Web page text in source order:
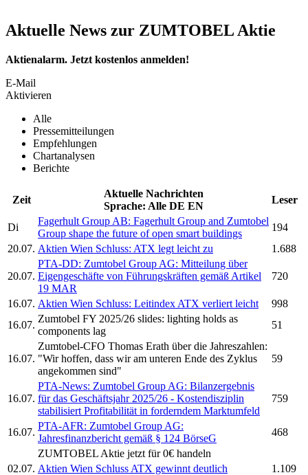
Aktuelle News zur ZUMTOBEL Aktie
Aktienalarm. Jetzt kostenlos anmelden!
E-Mail
Aktivieren
Alle
Pressemitteilungen
Empfehlungen
Chartanalysen
Berichte
Zeit
Aktuelle Nachrichten
Sprache: Alle DE EN
Leser
Di
Fagerhult Group AB: Fagerhult Group and Zumtobel
Group shape the future of open smart buildings
194
20.07. Aktien Wien Schluss: ATX legt leicht zu 1.688
20.07.
PTA-DD: Zumtobel Group AG: Mitteilung über
Eigengeschäfte von Führungskräften gemäß Artikel
19 MAR
720
16.07. Aktien Wien Schluss: Leitindex ATX verliert leicht
998
16.07.
Zumtobel FY 2025/26 slides: lighting holds as
components lag
51
16.07.
Zumtobel-CFO Thomas Erath über die Jahreszahlen:
"Wir hoffen, dass wir am unteren Ende des Zyklus
angekommen sind"
59
16.07.
PTA-News: Zumtobel Group AG: Bilanzergebnis
für das Geschäftsjahr 2025/26 - Kostendisziplin
stabilisiert Profitabilität in forderndem Marktumfeld
759
16.07.
PTA-AFR: Zumtobel Group AG:
Jahresfinanzbericht gemäß § 124 BörseG
468
ZUMTOBEL Aktie jetzt für 0€ handeln
02.07. Aktien Wien Schluss ATX gewinnt deutlich
1.109